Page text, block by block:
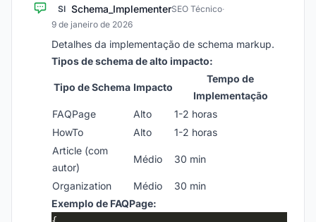
SI Schema_ImplementerSEO Técnico·
9 de janeiro de 2026
Detalhes da implementação de schema markup.
Tipos de schema de alto impacto:
Tipo de Schema Impacto
Tempo de
Implementação
FAQPage
Alto
1-2 horas
HowTo
Alto
1-2 horas
Article (com
autor)
Médio 30 min
Organization Médio
30 min
Exemplo de FAQPage: